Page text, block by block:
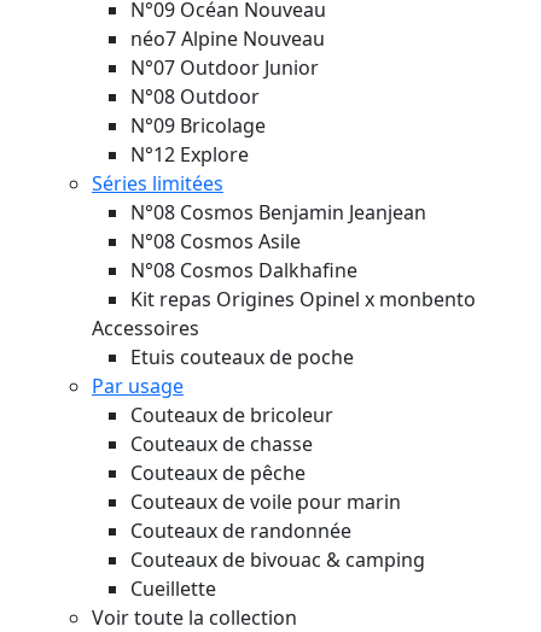
N°09 Océan Nouveau
néo7 Alpine Nouveau
N°07 Outdoor Junior
N°08 Outdoor
N°09 Bricolage
N°12 Explore
Séries limitées
N°08 Cosmos Benjamin Jeanjean
N°08 Cosmos Asile
N°08 Cosmos Dalkhafine
Kit repas Origines Opinel x monbento
Accessoires
Etuis couteaux de poche
Par usage
Couteaux de bricoleur
Couteaux de chasse
Couteaux de pêche
Couteaux de voile pour marin
Couteaux de randonnée
Couteaux de bivouac & camping
Cueillette
Voir toute la collection